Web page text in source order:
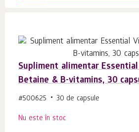
Supliment alimentar
Betaine & B-vitamins, 30
#500625 30 de capsule
Nu este în stoc